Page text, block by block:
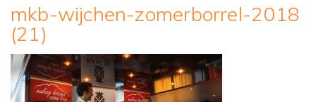
mkb-wijchen-zomerborrel-2018
(21)